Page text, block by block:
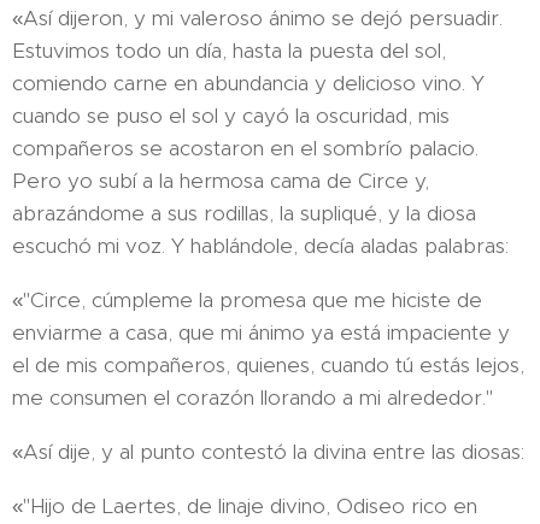
«Así dijeron, y mi valeroso ánimo se dejó persuadir.
Estuvi­mos todo un día, hasta la puesta del sol,
comiendo carne en abundancia y delicioso vino. Y
cuando se puso el sol y cayó la oscuridad, mis
compañeros se acostaron en el sombrío palacio.
Pero yo subí a la hermosa cama de Circe y,
abrazándome a sus rodillas, la supliqué, y la diosa
escuchó mi voz. Y hablándole, decía aladas palabras:
«"Circe, cúmpleme la promesa que me hiciste de
enviarme a casa, que mi ánimo ya está impaciente y
el de mis compañeros, quienes, cuando tú estás lejos,
me consumen el corazón lloran­do a mi alrededor."
«Así dije, y al punto contestó la divina entre las diosas:
«"Hijo de Laertes, de linaje divino, Odiseo rico en